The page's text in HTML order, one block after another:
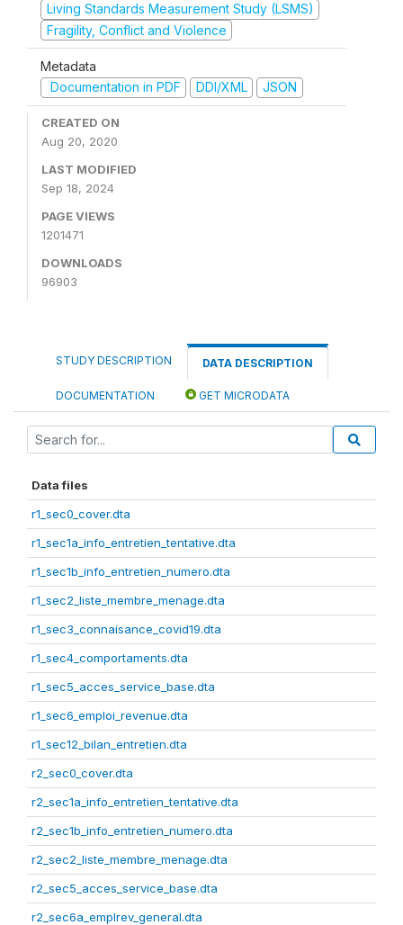
Living Standards Measurement Study (LSMS)
Fragility, Conflict and Violence
Metadata
Documentation in PDF
DDI/XML JSON
CREATED ON
Aug 20, 2020
LAST MODIFIED
Sep 18, 2024
PAGE VIEWS
1201471
DOWNLOADS
96903
STUDY DESCRIPTION DATA DESCRIPTION
DOCUMENTATION GET MICRODATA
Data files
r1_sec0_cover.dta
r1_sec1a_info_entretien_tentative.dta
r1_sec1b_info_entretien_numero.dta
r1_sec2_liste_membre_menage.dta
r1_sec3_connaisance_covid19.dta
r1_sec4_comportaments.dta
r1_sec5_acces_service_base.dta
r1_sec6_emploi_revenue.dta
r1_sec12_bilan_entretien.dta
r2_sec0_cover.dta
r2_sec1a_info_entretien_tentative.dta
r2_sec1b_info_entretien_numero.dta
r2_sec2_liste_membre_menage.dta
r2_sec5_acces_service_base.dta
r2_sec6a_emplrev_general.dta